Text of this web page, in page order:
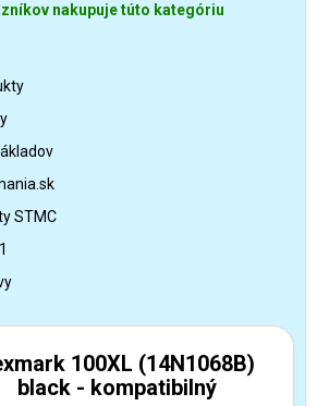
nakupuje túto kategóriu
STMC
100XL (14N1068B)
black - kompatibilný